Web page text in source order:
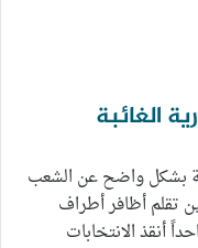
الغائبة
بشكل واضح عن الشعب
تقلم أظافر أطراف
أنقذ الانتخابات